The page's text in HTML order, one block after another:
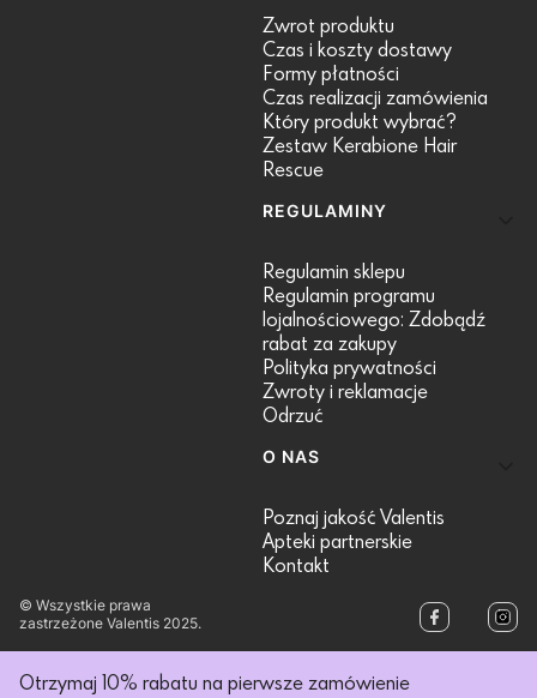
Zwrot produktu
Czas i koszty dostawy
Formy płatności
Czas realizacji zamówienia
Który produkt wybrać?
Zestaw Kerabione Hair
Rescue
REGULAMINY
Regulamin sklepu
Regulamin programu
lojalnościowego: Zdobądź
rabat za zakupy
Polityka prywatności
Zwroty i reklamacje
Odrzuć
O NAS
Poznaj jakość Valentis
Apteki partnerskie
Kontakt
© Wszystkie prawa
zastrzeżone Valentis 2025.
Otrzymaj 10% rabatu na pierwsze zamówienie